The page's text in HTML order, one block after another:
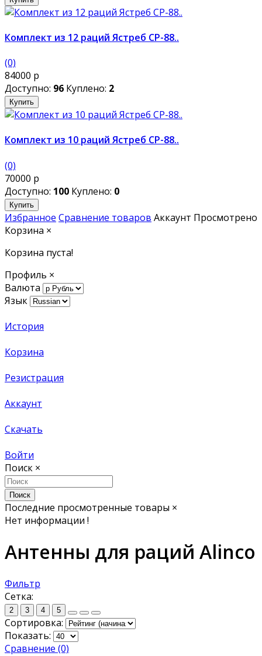
Комплект из 12 раций Ястреб СР-88..
(0)
84000 р
Доступно: 96 Куплено: 2
Купить
Комплект из 10 раций Ястреб СР-88..
(0)
70000 р
Доступно: 100 Куплено: 0
Купить
Избранное Сравнение товаров Аккаунт Просмотрено
Корзина ×
Корзина пуста!
Профиль ×
Валюта
Язык
История
Корзина
Резистрация
Аккаунт
Скачать
Войти
Поиск ×
Поиск
Последние просмотренные товары ×
Нет информации !
Антенны для раций Alinco
Фильтр
Сетка:
2 3 4 5
Сортировка:
Показать:
Сравнение (0)